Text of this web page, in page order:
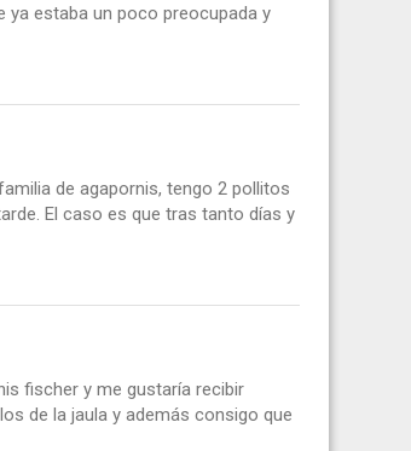
ya estaba un poco preocupada y
de agapornis, tengo 2 pollitos
El caso es que tras tanto días y
fischer y me gustaría recibir
de la jaula y además consigo que